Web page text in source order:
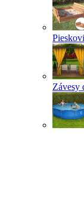
Závesy